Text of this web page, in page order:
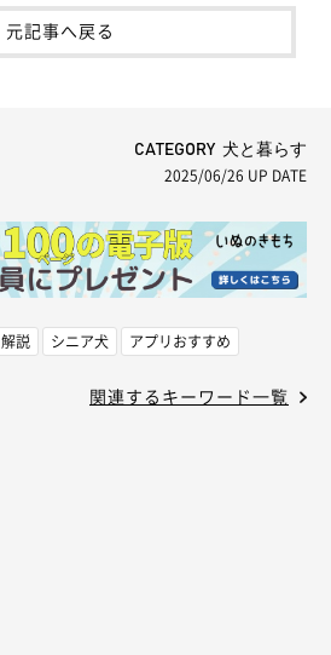
元記事へ戻る
CATEGORY 犬と暮らす
2025/06/26 UP DATE
解説 シニア犬 アプリおすすめ
関連するキーワード一覧